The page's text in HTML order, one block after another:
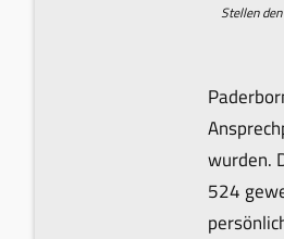
Stellen
wurden.
524